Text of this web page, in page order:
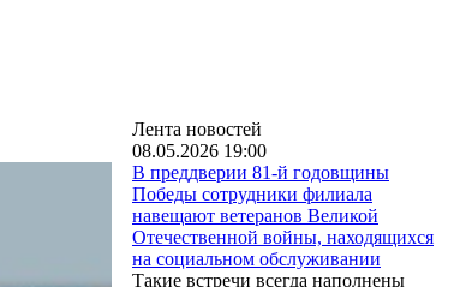
Лента новостей
08.05.2026 19:00
В преддверии 81-й годовщины
Победы сотрудники филиала
навещают ветеранов Великой
Отечественной войны, находящихся
на социальном обслуживании
Такие встречи всегда наполнены